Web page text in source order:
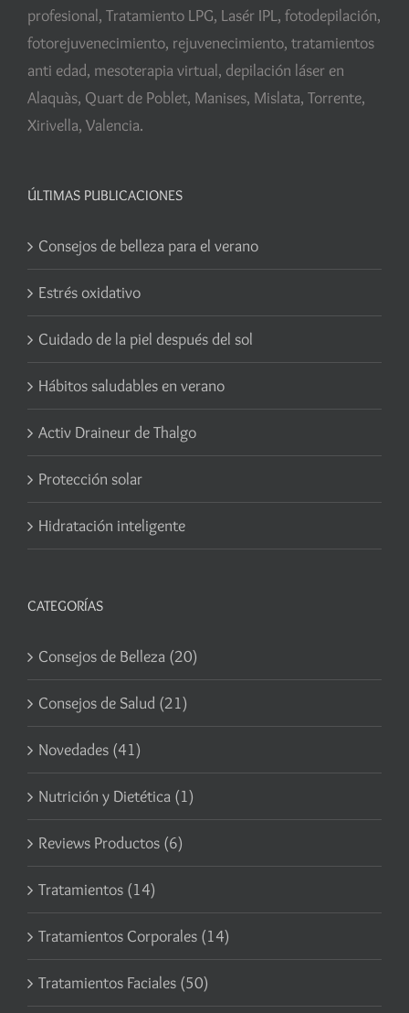
profesional, Tratamiento LPG, Lasér IPL, fotodepilación,
fotorejuvenecimiento, rejuvenecimiento, tratamientos
anti edad, mesoterapia virtual, depilación láser en
Alaquàs, Quart de Poblet, Manises, Mislata, Torrente,
Xirivella, Valencia.
ÚLTIMAS PUBLICACIONES
Consejos de belleza para el verano
Estrés oxidativo
Cuidado de la piel después del sol
Hábitos saludables en verano
Activ Draineur de Thalgo
Protección solar
Hidratación inteligente
CATEGORÍAS
Consejos de Belleza (20)
Consejos de Salud (21)
Novedades (41)
Nutrición y Dietética (1)
Reviews Productos (6)
Tratamientos (14)
Tratamientos Corporales (14)
Tratamientos Faciales (50)